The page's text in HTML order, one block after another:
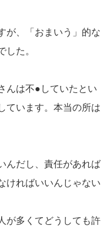
が、「おまいう」的な
した。
んは不●していたとい
ています。本当の所は
んだし、責任があれば
ければいいんじゃない
が多くてどうしても許